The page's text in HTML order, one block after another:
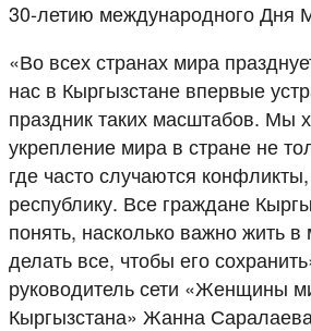
30-летию международного Дня
«Во всех странах мира
нас в Кыргызстане впервые
праздник таких масштабов. Мы
укрепление мира в стране не
где часто случаются
республику. Все граждане
понять, насколько важно жить в
делать все, чтобы его
руководитель сети «Женщины
Кыргызстана» Жанна